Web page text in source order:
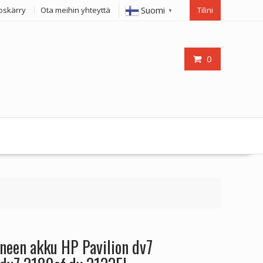
Ota meihin yhteyttä Suomi ▼ Tilini
0
akku HP Pavilion dv7